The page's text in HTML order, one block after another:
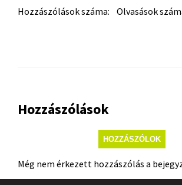
Hozzászólások száma: Olvasások
Hozzászólások
HOZZÁSZÓLOK
Még nem érkezett hozzászólás a